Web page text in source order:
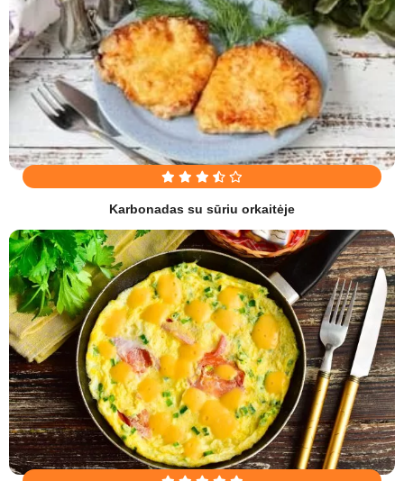
Karbonadas su sūriu orkaitėje